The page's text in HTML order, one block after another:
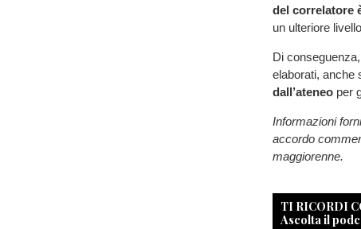
del correlatore
un ulteriore
Di
elaborati, anche
dall’ateneo per
Informazioni
accordo
maggiorenne.
TI RICORDI
Ascolta il